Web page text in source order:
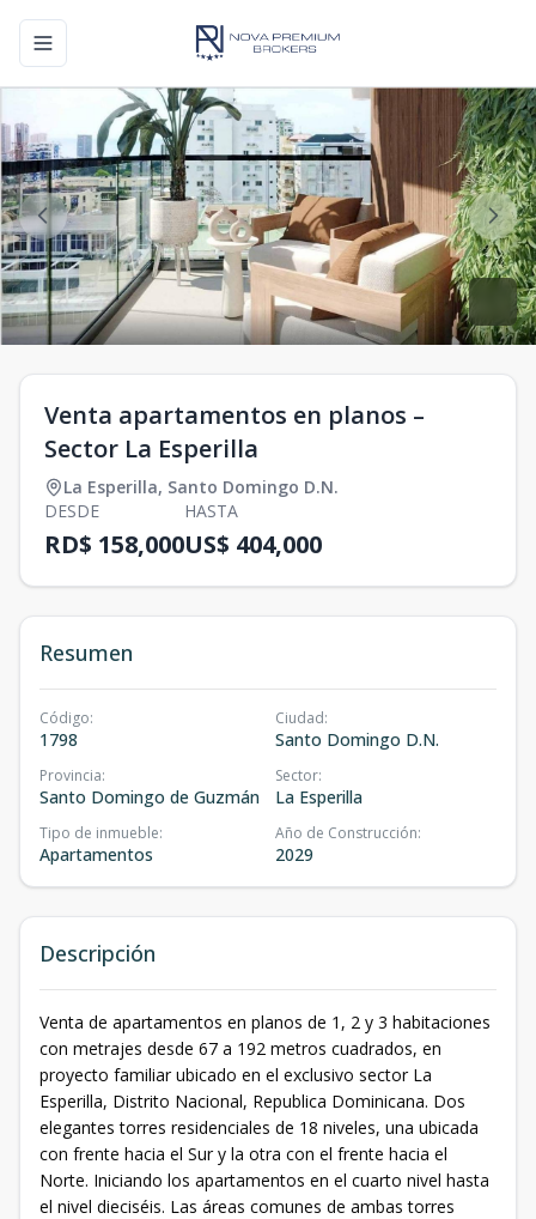
Toggle navigation menu
Venta apartamentos en planos –
Sector La Esperilla
La Esperilla, Santo Domingo D.N.
DESDE
RD$ 158,000
HASTA
US$ 404,000
Resumen
Código:
1798
Ciudad:
Santo Domingo D.N.
Provincia:
Santo Domingo de Guzmán
Sector:
La Esperilla
Tipo de inmueble:
Apartamentos
Año de Construcción:
2029
Descripción
Venta de apartamentos en planos de 1, 2 y 3 habitaciones
con metrajes desde 67 a 192 metros cuadrados, en
proyecto familiar ubicado en el exclusivo sector La
Esperilla, Distrito Nacional, Republica Dominicana. Dos
elegantes torres residenciales de 18 niveles, una ubicada
con frente hacia el Sur y la otra con el frente hacia el
Norte. Iniciando los apartamentos en el cuarto nivel hasta
el nivel dieciséis. Las áreas comunes de ambas torres